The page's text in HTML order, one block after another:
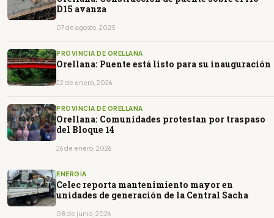
D15 avanza
07 de agosto, 2025
PROVINCIA DE ORELLANA
Orellana: Puente está listo para su inauguración
22 de enero, 2026
PROVINCIA DE ORELLANA
Orellana: Comunidades protestan por traspaso
del Bloque 14
26 de enero, 2026
ENERGÍA
Celec reporta mantenimiento mayor en
unidades de generación de la Central Sacha
08 de junio, 2026